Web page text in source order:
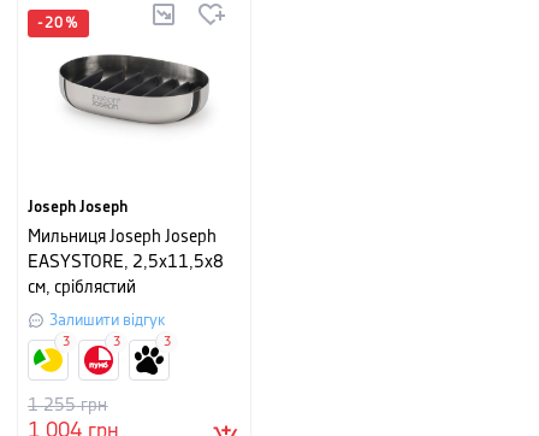
-20 %
Joseph Joseph
Мильниця Joseph Joseph
EASYSTORE, 2,5x11,5x8
см, сріблястий
Залишити відгук
1 004 грн
1 255грн
3 3 3